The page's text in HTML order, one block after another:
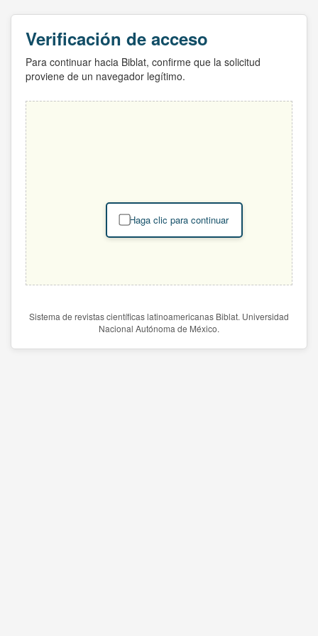
Verificación de acceso
Para continuar hacia Biblat, confirme que la solicitud
proviene de un navegador legítimo.
Haga clic para continuar
Sistema de revistas científicas latinoamericanas Biblat. Universidad
Nacional Autónoma de México.